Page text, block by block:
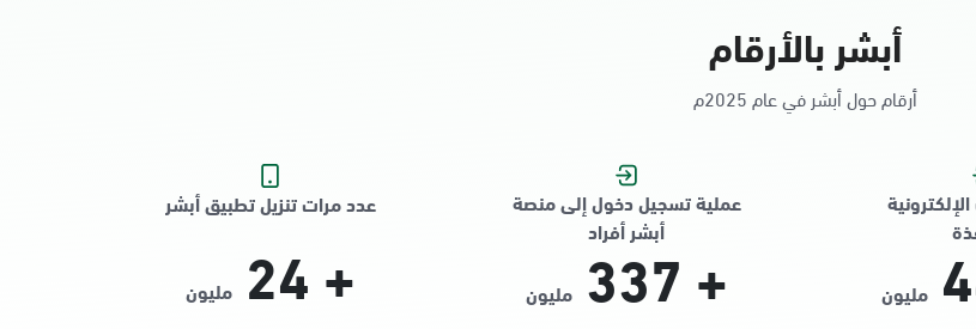
أبشر بالأرقام
أرقام حول أبشر في عام 2025م
مليون
عملية تسجيل دخول إلى منصة
أبشر أفراد
+
337 مليون
عدد مرات تنزيل تطبيق أبشر
+
24 مليون